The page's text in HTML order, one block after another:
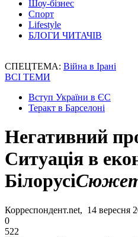
Шоу-бізнес
Спорт
Lifestyle
БЛОГИ ЧИТАЧІВ
СПЕЦТЕМА: Війна в Ірані
ВСІ ТЕМИ
Вступ України в ЄС
Теракт в Барселоні
Негативний
Ситуація в
Білорусі
Корреспондент.net, 14 вересня
0
522